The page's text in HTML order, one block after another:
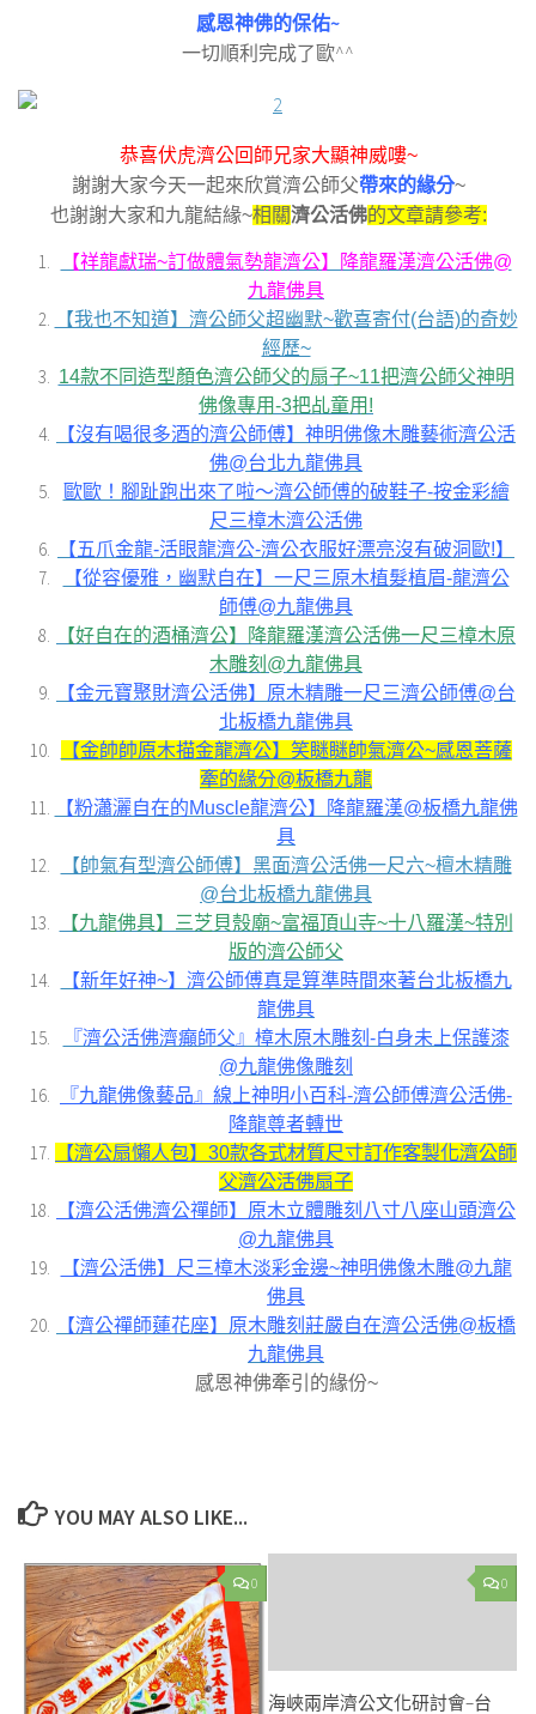
感恩神佛的保佑~
一切順利完成了歐^^
恭喜伏虎濟公回師兄家大顯神威嘍~
謝謝大家今天一起來欣賞濟公師父帶來的緣分~
也謝謝大家和九龍結緣~相關濟公活佛的文章請參考:
【祥龍獻瑞~訂做體氣勢龍濟公】降龍羅漢濟公活佛@
九龍佛具
【我也不知道】濟公師父超幽默~歡喜寄付(台語)的奇妙
經歷~
14款不同造型顏色濟公師父的扇子~11把濟公師父神明
佛像專用-3把乩童用!
【沒有喝很多酒的濟公師傅】神明佛像木雕藝術濟公活
佛@台北九龍佛具
歐歐！腳趾跑出來了啦～濟公師傅的破鞋子-按金彩繪
尺三樟木濟公活佛
【五爪金龍-活眼龍濟公-濟公衣服好漂亮沒有破洞歐!】
【從容優雅，幽默自在】一尺三原木植髮植眉-龍濟公
師傅@九龍佛具
【好自在的酒桶濟公】降龍羅漢濟公活佛一尺三樟木原
木雕刻@九龍佛具
【金元寶聚財濟公活佛】原木精雕一尺三濟公師傅@台
北板橋九龍佛具
【金帥帥原木描金龍濟公】笑瞇瞇帥氣濟公~感恩菩薩
牽的緣分@板橋九龍
【粉瀟灑自在的Muscle龍濟公】降龍羅漢@板橋九龍佛
具
【帥氣有型濟公師傅】黑面濟公活佛一尺六~檀木精雕
@台北板橋九龍佛具
【九龍佛具】三芝貝殼廟~富福頂山寺~十八羅漢~特別
版的濟公師父
【新年好神~】濟公師傅真是算準時間來著台北板橋九
龍佛具
『濟公活佛濟癲師父』樟木原木雕刻-白身未上保護漆
@九龍佛像雕刻
『九龍佛像藝品』線上神明小百科-濟公師傅濟公活佛-
降龍尊者轉世
【濟公扇懶人包】30款各式材質尺寸訂作客製化濟公師
父濟公活佛扇子
【濟公活佛濟公禪師】原木立體雕刻八寸八座山頭濟公
@九龍佛具
【濟公活佛】尺三樟木淡彩金邊~神明佛像木雕@九龍
佛具
【濟公禪師蓮花座】原木雕刻莊嚴自在濟公活佛@板橋
九龍佛具
感恩神佛牽引的緣份~
YOU MAY ALSO LIKE...
0 0
海峽兩岸濟公文化研討會–台